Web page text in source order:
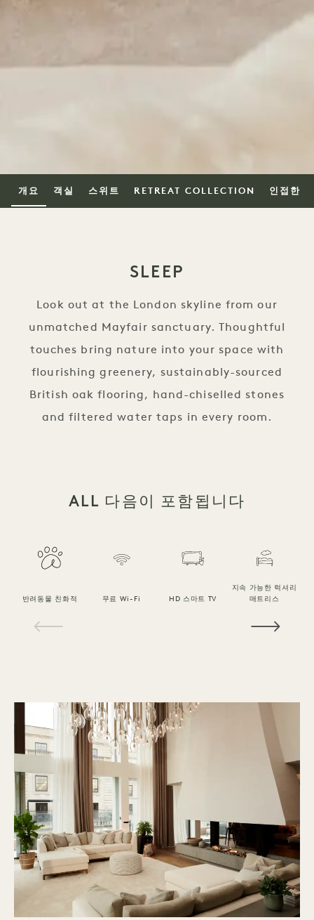
개요 객실 스위트 RETREAT COLLECTION 인접한
SLEEP
Look out at the London skyline from our
unmatched Mayfair sanctuary. Thoughtful
touches bring nature into your space with
flourishing greenery, sustainably-sourced
British oak flooring, hand-chiselled stones
and filtered water taps in every room.
ALL 다음이 포함됩니다
반려동물 친화적 무료 Wi-Fi HD 스마트 TV
지속 가능한 럭셔리
매트리스